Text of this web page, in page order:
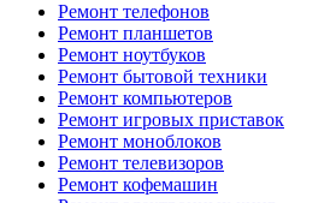
Ремонт телефонов
Ремонт планшетов
Ремонт ноутбуков
Ремонт бытовой техники
Ремонт компьютеров
Ремонт игровых приставок
Ремонт моноблоков
Ремонт телевизоров
Ремонт кофемашин